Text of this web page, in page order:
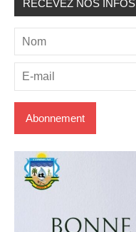
RECEVEZ NOS INFOS